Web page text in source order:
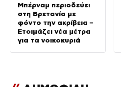
Μπέρναμ περιοδεύει
στη Βρετανία με
φόντο την ακρίβεια –
Ετοιμάζει νέα μέτρα
για τα νοικοκυριά